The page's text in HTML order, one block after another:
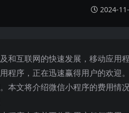
2024-
和互联网的快速发展，移动应用
程序，正在迅速赢得用户的欢迎
本文将介绍微信小程序的费用情